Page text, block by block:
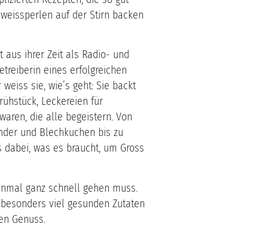
auf der Stirn backen
aus ihrer Zeit als Radio- und
eines erfolgreichen
sie, wie’s geht: Sie backt
Leckereien für
die alle begeistern. Von
und Blechkuchen bis zu
was es braucht, um Gross
ganz schnell gehen muss.
viel gesunden Zutaten
Genuss.